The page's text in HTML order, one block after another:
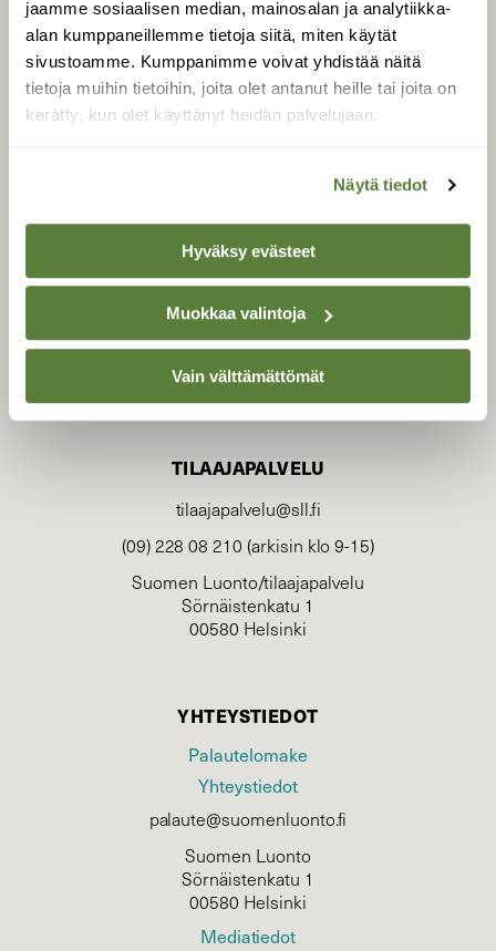
jaamme sosiaalisen median, mainosalan ja analytiikka-
alan kumppaneillemme tietoja siitä, miten käytät
sivustoamme. Kumppanimme voivat yhdistää näitä
tietoja muihin tietoihin, joita olet antanut heille tai joita on
kerätty, kun olet käyttänyt heidän palvelujaan.
Näytä tiedot
Hyväksy evästeet
Muokkaa valintoja
Vain välttämättömät
SUOMEN LUONNON­
SUOJELU­LIITTO
Suomen Luonto -lehden
luonnonsuojelu­liitto.
TILAAJAPALVELU
tilaajapalvelu@sll.fi
(09) 228 08 210 (arkisin klo 9-15)
Suomen Luonto/tilaajapalvelu
Sörnäistenkatu 1
00580 Helsinki
YHTEYSTIEDOT
Palautelomake
Yhteystiedot
palaute@suomenluonto.fi
Suomen Luonto
Sörnäistenkatu 1
00580 Helsinki
Mediatiedot